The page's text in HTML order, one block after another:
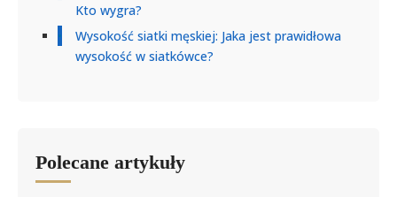
Kto wygra?
Wysokość siatki męskiej: Jaka jest prawidłowa
wysokość w siatkówce?
Polecane artykuły